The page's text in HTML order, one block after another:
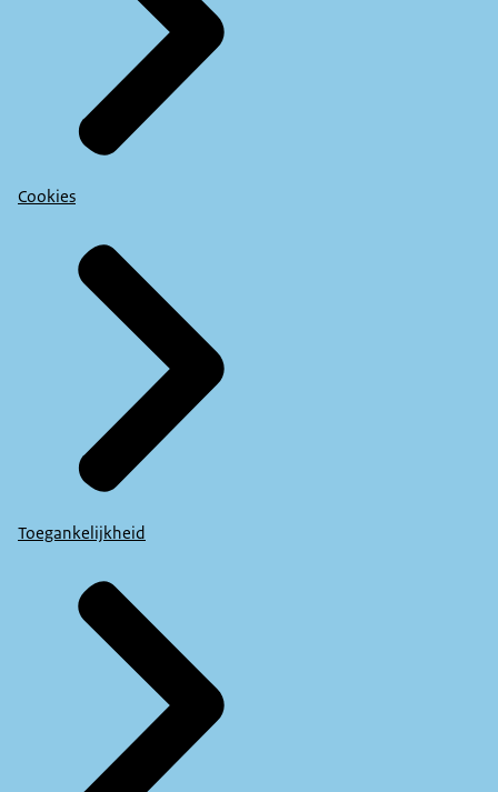
Cookies
Toegankelijkheid